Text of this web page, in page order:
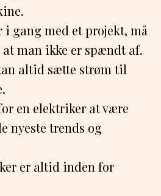
i gang med et projekt, må
man ikke er spændt af.
altid sætte strøm til
en elektriker at være
nyeste trends og
er altid inden for